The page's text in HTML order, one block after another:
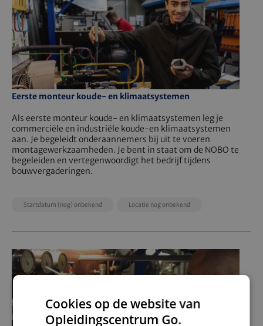
Eerste monteur koude- en klimaatsystemen
Als eerste monteur koude- en klimaatsystemen leg je
commerciële en industriële koude-en klimaatsystemen
aan. Je begeleidt onderaannemers bij uit te voeren
montagewerkzaamheden. Je bent in staat om de NOBO te
begeleiden en vertegenwoordigt het bedrijf tijdens
bouwvergaderingen.
Startdatum (nog) onbekend Locatie nog onbekend
Cookies op de website van
Opleidingscentrum Go.